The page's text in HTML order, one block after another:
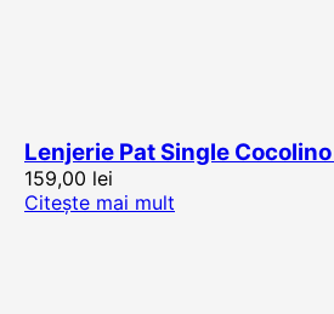
Lenjerie Pat Single
159,00 lei
Citește mai mult